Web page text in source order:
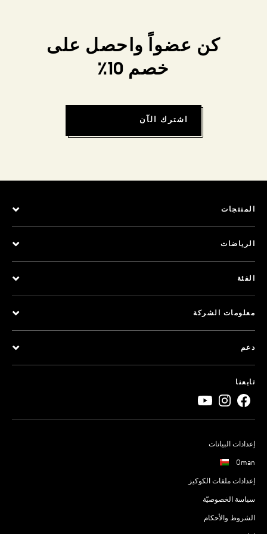
كن عضواً واحصل على
خصم 10٪
اشترك الآن
المنتجات
الرياضات
الفئة
معلومات الشركة
دعم
تابعنا
إعدادات البيانات
Oman
إعدادات ملفات الكوكيز
سياسة الخصوصيّة
الشروط والأحكام